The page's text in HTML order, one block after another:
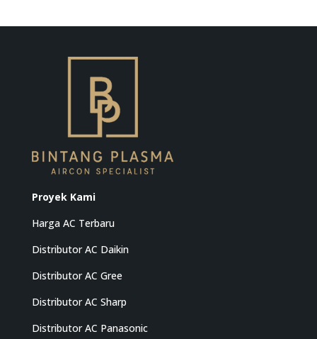
Proyek Kami
Harga AC Terbaru
Distributor AC Daikin
Distributor AC Gree
Distributor AC Sharp
Distributor AC Panasonic